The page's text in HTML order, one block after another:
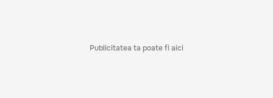
Publicitatea ta poate fi aici